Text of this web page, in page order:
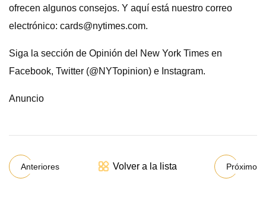
ofrecen algunos consejos. Y aquí está nuestro correo
electrónico: cards@nytimes.com.
Siga la sección de Opinión del New York Times en
Facebook, Twitter (@NYTopinion) e Instagram.
Anuncio
Anteriores Volver a la lista Próximo